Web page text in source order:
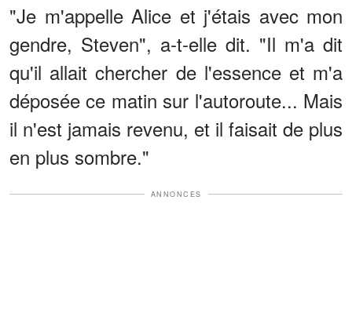
"Je m'appelle Alice et j'étais avec mon
gendre, Steven", a-t-elle dit. "Il m'a dit
qu'il allait chercher de l'essence et m'a
déposée ce matin sur l'autoroute... Mais
il n'est jamais revenu, et il faisait de plus
en plus sombre."
ANNONCES